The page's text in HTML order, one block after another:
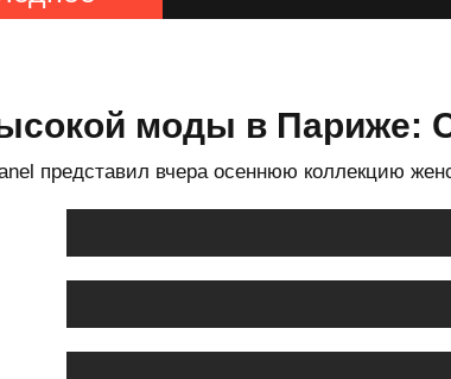
моды в Париже:
представил вчера осеннюю коллекцию